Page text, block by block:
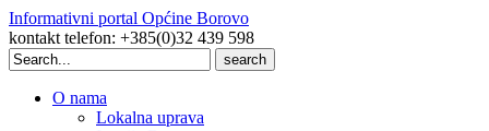
Informativni portal Općine Borovo
kontakt telefon: +385(0)32 439 598
Search
for:
O nama
Lokalna uprava